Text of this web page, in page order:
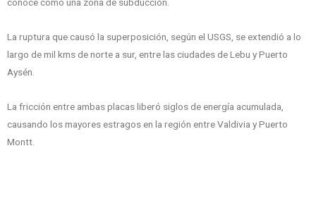
conoce como una zona de subducción.
La ruptura que causó la superposición, según el USGS, se extendió a lo
largo de mil kms de norte a sur, entre las ciudades de Lebu y Puerto
Aysén.
La fricción entre ambas placas liberó siglos de energía acumulada,
causando los mayores estragos en la región entre Valdivia y Puerto
Montt.